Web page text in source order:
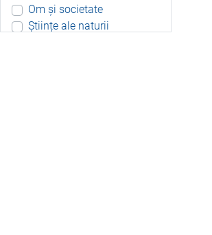
Om și societate
Științe ale naturii